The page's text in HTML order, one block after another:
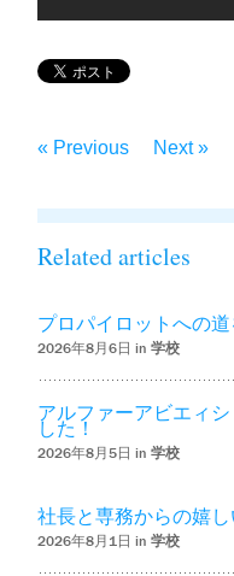
« Previous Next »
Related articles
プロパイロットへの
2026年8月6日 in 学校
アルファーアビエィ
した！
2026年8月5日 in 学校
社長と専務からの嬉し
2026年8月1日 in 学校